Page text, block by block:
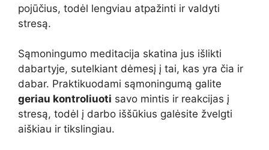
pojūčius, todėl lengviau atpažinti ir valdyti
stresą.
Sąmoningumo meditacija skatina jus išlikti
dabartyje, sutelkiant dėmesį į tai, kas yra čia ir
dabar. Praktikuodami sąmoningumą galite
geriau kontroliuoti savo mintis ir reakcijas į
stresą, todėl į darbo iššūkius galėsite žvelgti
aiškiau ir tikslingiau.